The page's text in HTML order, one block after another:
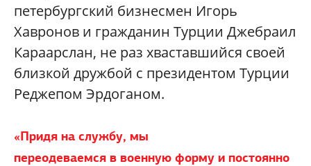
петербургский бизнесмен Игорь
Хавронов и гражданин Турции Джебраил
Караарслан, не раз хваставшийся своей
близкой дружбой с президентом Турции
Реджепом Эрдоганом.
«Придя на службу, мы
переодеваемся в военную форму и постоянно